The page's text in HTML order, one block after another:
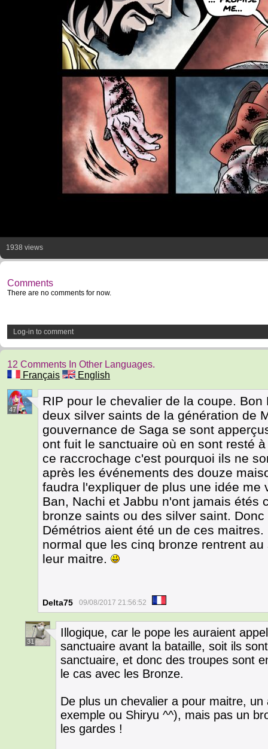
me...
1938 views
Comments
There are no comments for now.
Log-in to comment
12 Comments In Other Languages.
Français
English
47
RIP pour le chevalier de la coupe.
deux silver saints de la génération de
gouvernance de Saga se sont
ont fuit le sanctuaire où en sont resté
ce raccrochage c'est pourquoi ils ne
après les événements des douze
faudra l'expliquer de plus une idée me
Ban, Nachi et Jabbu n'ont jamais étés
bronze saints ou des silver saint.
Démétrios aient été un de ces
normal que les cinq bronze rentrent
leur maitre.
Delta75 09/08/2017 21:56:52
31
Illogique, car le pope les auraient
sanctuaire avant la bataille, soit ils
sanctuaire, et donc des troupes sont
le cas avec les Bronze.
De plus un chevalier a pour maitre,
exemple ou Shiryu ^^), mais pas un
les gardes !